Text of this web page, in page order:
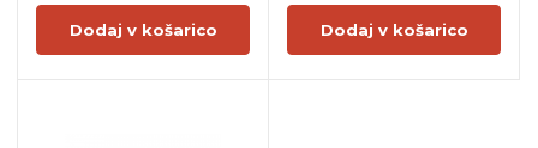
Dodaj v košarico Dodaj v košarico